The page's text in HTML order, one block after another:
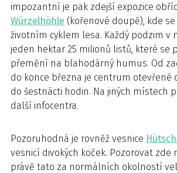
impozantní je pak zdejší expozice
Würzelhöhle (kořenové doupě), kde
životním cyklem lesa. Každý podzim v
jeden hektar 25 milionů listů, které se
přemění na blahodárný humus. Od
do konce března je centrum otevřené
do šestnácti hodin. Na jiných místech
další infocentra.
Pozoruhodná je rovněž vesnice
vesnicí divokých koček. Pozorovat zde
právě tato za normálních okolností